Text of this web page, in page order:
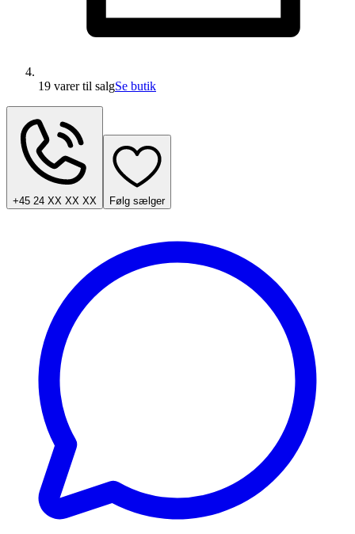
19 varertil salgSe butik
+45 24 XX XX XX Følg sælger